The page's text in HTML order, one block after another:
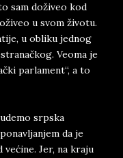
sam doživeo kod
u svom životu.
u obliku jednog
Veoma je
parlament“, a to
srpska
da je
Jer, na kraju